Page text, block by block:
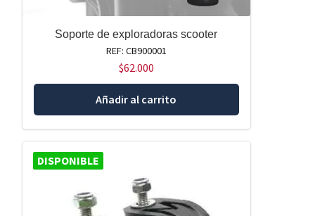
Soporte de exploradoras scooter
REF: CB900001
$62.000
Añadir al carrito
DISPONIBLE